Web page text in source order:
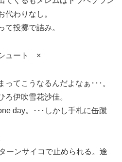
代わりなし。
て投擲で詰み。
ュート ×
てこうなるんだよなぁ･･･。
ろ伊吹雪花沙佳。
day。･･･しかし手札に缶蹴
ーンサイコで止められる。途